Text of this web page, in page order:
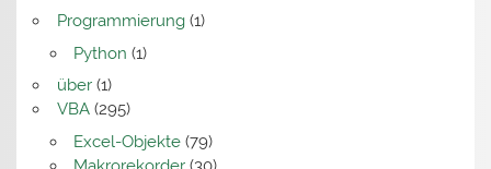
Programmierung(1)
Python (1)
über(1)
VBA(295)
Excel-Objekte(79)